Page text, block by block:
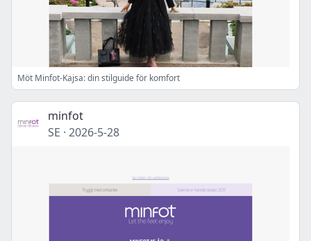
Möt Minfot-Kajsa: din stilguide för komfort
minfot
SE · 2026-5-28